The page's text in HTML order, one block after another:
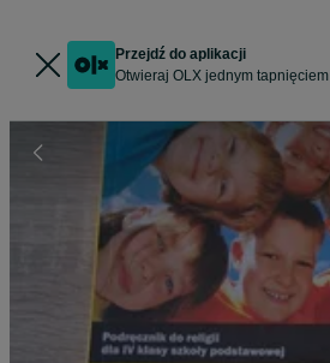
Przejdź do aplikacji
Otwieraj OLX jednym tapnięciem